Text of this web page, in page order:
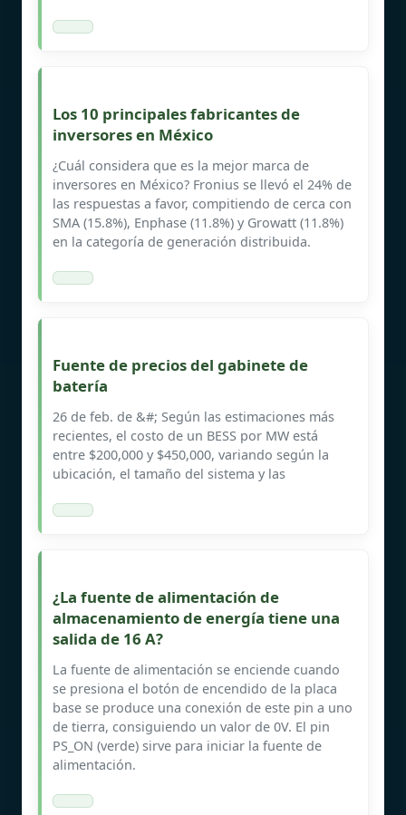
Los 10 principales fabricantes de
inversores en México
¿Cuál considera que es la mejor marca de
inversores en México? Fronius se llevó el 24% de
las respuestas a favor, compitiendo de cerca con
SMA (15.8%), Enphase (11.8%) y Growatt (11.8%)
en la categoría de generación distribuida.
Fuente de precios del gabinete de
batería
26 de feb. de &#; Según las estimaciones más
recientes, el costo de un BESS por MW está
entre $200,000 y $450,000, variando según la
ubicación, el tamaño del sistema y las
¿La fuente de alimentación de
almacenamiento de energía tiene una
salida de 16 A?
La fuente de alimentación se enciende cuando
se presiona el botón de encendido de la placa
base se produce una conexión de este pin a uno
de tierra, consiguiendo un valor de 0V. El pin
PS_ON (verde) sirve para iniciar la fuente de
alimentación.